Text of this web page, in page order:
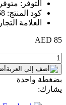
التوفر: متوفر
كود المنتج: 10068
العلامة
85 AED
بضغطة واحدة
يشارك: